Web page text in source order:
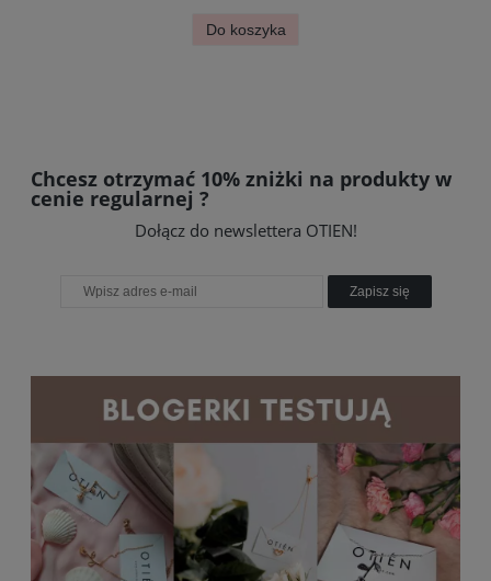
Do koszyka
Chcesz otrzymać 10% zniżki na produkty w
cenie regularnej ?
Dołącz do newslettera OTIEN!
Zapisz się